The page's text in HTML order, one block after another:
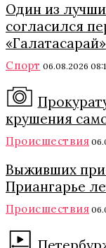
Один из
согласился
«Галатасарай»
Спорт 06.08.2026
крушения
Происшествия
Выживших при
Приангарье
Происшествия